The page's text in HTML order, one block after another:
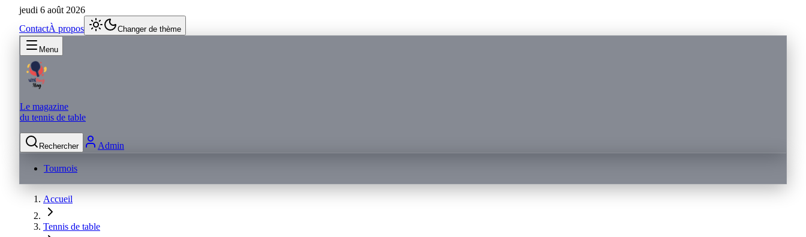
jeudi 6 août 2026
ContactÀ propos Changer de thème
Menu
Le magazine
du tennis de table
Rechercher Admin
Tournois
Accueil
Tennis de table